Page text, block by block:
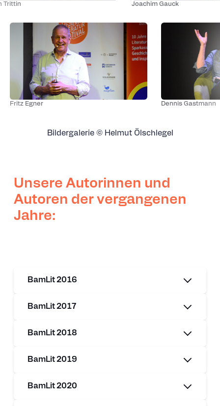
Joachim Gauck
Dennis
Fritz Egner
Bildergalerie © Helmut Ölschlegel
Unsere Autorinnen und
Autoren der vergangenen
Jahre:
BamLit 2016
BamLit 2017
BamLit 2018
BamLit 2019
BamLit 2020